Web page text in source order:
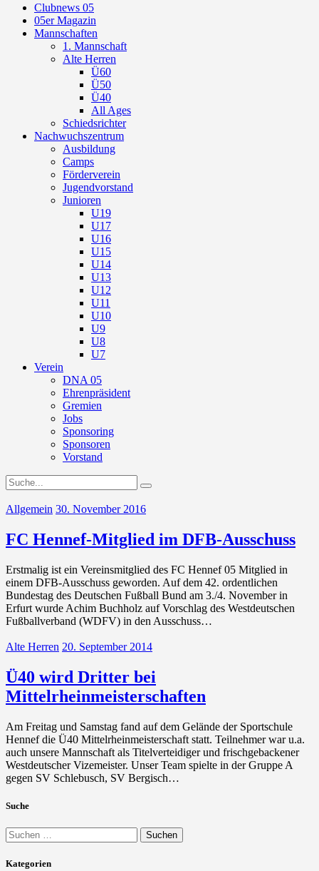
Clubnews 05
05er Magazin
Mannschaften
1. Mannschaft
Alte Herren
Ü60
Ü50
Ü40
All Ages
Schiedsrichter
Nachwuchszentrum
Ausbildung
Camps
Förderverein
Jugendvorstand
Junioren
U19
U17
U16
U15
U14
U13
U12
U11
U10
U9
U8
U7
Verein
DNA 05
Ehrenpräsident
Gremien
Jobs
Sponsoring
Sponsoren
Vorstand
Allgemein 30. November 2016
FC Hennef-Mitglied im DFB-Ausschuss
Erstmalig ist ein Vereinsmitglied des FC Hennef 05 Mitglied in
einem DFB-Ausschuss geworden. Auf dem 42. ordentlichen
Bundestag des Deutschen Fußball Bund am 3./4. November in
Erfurt wurde Achim Buchholz auf Vorschlag des Westdeutschen
Fußballverband (WDFV) in den Ausschuss…
Alte Herren 20. September 2014
Ü40 wird Dritter bei
Mittelrheinmeisterschaften
Am Freitag und Samstag fand auf dem Gelände der Sportschule
Hennef die Ü40 Mittelrheinmeisterschaft statt. Teilnehmer war u.a.
auch unsere Mannschaft als Titelverteidiger und frischgebackener
Westdeutscher Vizemeister. Unser Team spielte in der Gruppe A
gegen SV Schlebusch, SV Bergisch…
Suche
Suchen
nach:
Kategorien